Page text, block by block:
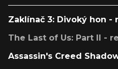
Zaklínač 3: Divoký hon -
The Last of Us: Part II -
Assassin's Creed